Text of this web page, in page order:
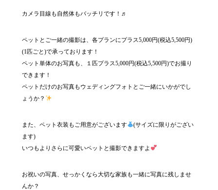
カメラ目線も自然体もバッチリです！♬
ペットとご一緒の撮影は、各プランにプラス5,000円(税込5,500円)
(1匹ごと)で承っております！
ペット単体のお写真も、１匹プラス5,000円(税込5,500円)でお撮り
できます！
ペットだけのお写真もウェディングフォトとご一緒にいかがでし
ょうか？
また、ペット衣装もご用意がございます
(サイズに限りがござい
ます)
いつもよりさらに可愛いペットと撮影できますよ
お祝いの写真、せっかくなら大切な家族も一緒に写真に残しませ
んか？